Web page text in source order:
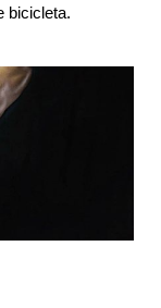
bicicleta.